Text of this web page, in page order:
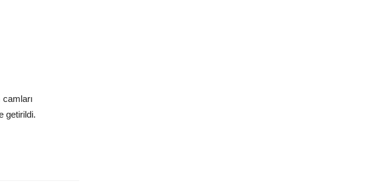
getirildi.